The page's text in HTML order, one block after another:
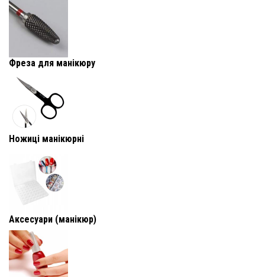
Фреза для манікюру
Ножиці манікюрні
Аксесуари (манікюр)